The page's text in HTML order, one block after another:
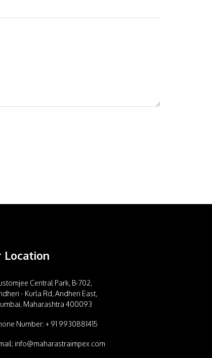
Location
Central Park, B-702,
- Kurla Rd, Andheri East,
Maharashtra 400093
Number: + 91 9930881415
info@maharastraimpex.com